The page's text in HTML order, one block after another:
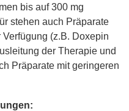
bis auf 300 mg
stehen auch Präparate
(z.B. Doxepin
der Therapie und
Präparate mit geringeren